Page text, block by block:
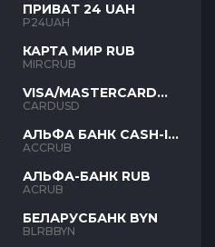
ПРИВАТ 24 UAH
P24UAH
КАРТА МИР RUB
MIRCRUB
VISA/MASTERCARD
USD
CARDUSD
АЛЬФА БАНК CASH-IN
RUB
ACCRUB
АЛЬФА-БАНК RUB
ACRUB
БЕЛАРУСБАНК BYN
BLRBBYN